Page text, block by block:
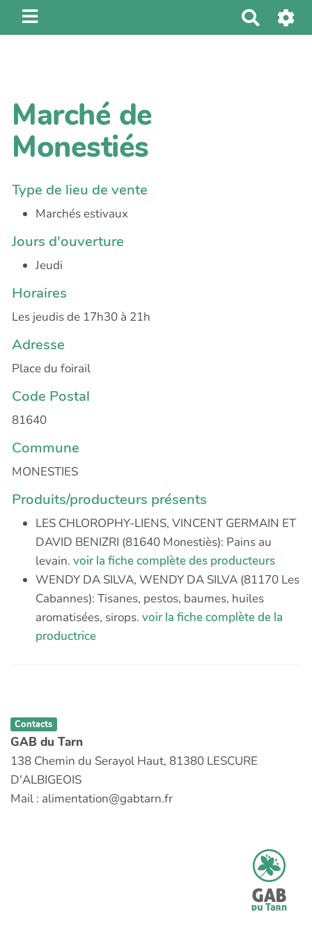
e
Marché de
Monestiés
Type de lieu de vente
Marchés estivaux
Jours d'ouverture
Jeudi
Horaires
Les jeudis de 17h30 à 21h
Adresse
Place du foirail
Code Postal
81640
Commune
MONESTIES
Produits/producteurs présents
LES CHLOROPHY-LIENS, VINCENT GERMAIN ET
DAVID BENIZRI (81640 Monestiès): Pains au
levain. voir la fiche complète des producteurs
WENDY DA SILVA, WENDY DA SILVA (81170 Les
Cabannes): Tisanes, pestos, baumes, huiles
aromatisées, sirops. voir la fiche complète de la
productrice
Contacts
GAB du Tarn
138 Chemin du Serayol Haut, 81380 LESCURE
D'ALBIGEOIS
Mail : alimentation@gabtarn.fr